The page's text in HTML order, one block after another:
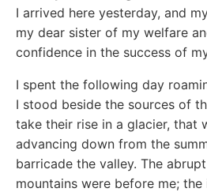
I arrived here yesterday, and
my dear sister of my welfare
confidence in the success of
I spent the following day
I stood beside the sources of
take their rise in a glacier, that
advancing down from the
barricade the valley. The
mountains were before me;